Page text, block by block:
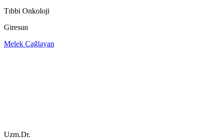
Tıbbi Onkoloji
Giresun
Melek Çağlayan
Uzm.Dr.